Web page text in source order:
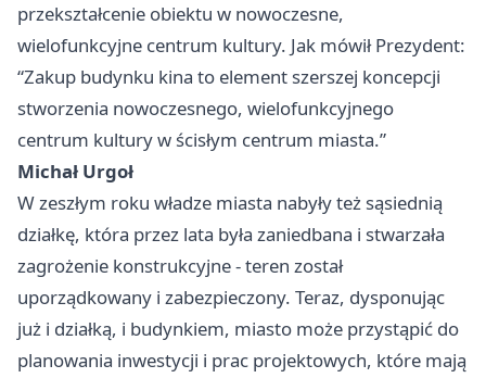
przekształcenie obiektu w nowoczesne,
wielofunkcyjne centrum kultury. Jak mówił Prezydent:
“Zakup budynku kina to element szerszej koncepcji
stworzenia nowoczesnego, wielofunkcyjnego
centrum kultury w ścisłym centrum miasta.”
Michał Urgoł
W zeszłym roku władze miasta nabyły też sąsiednią
działkę, która przez lata była zaniedbana i stwarzała
zagrożenie konstrukcyjne - teren został
uporządkowany i zabezpieczony. Teraz, dysponując
już i działką, i budynkiem, miasto może przystąpić do
planowania inwestycji i prac projektowych, które mają